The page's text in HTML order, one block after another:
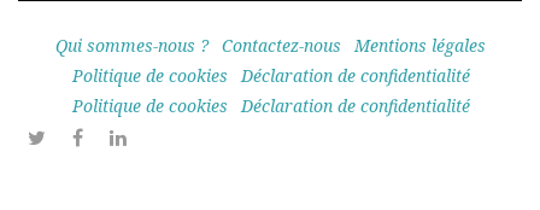
Qui sommes-nous ? Contactez-nous
Mentions légales
Politique de cookies
Déclaration de confidentialité
Politique de cookies
Déclaration de confidentialité